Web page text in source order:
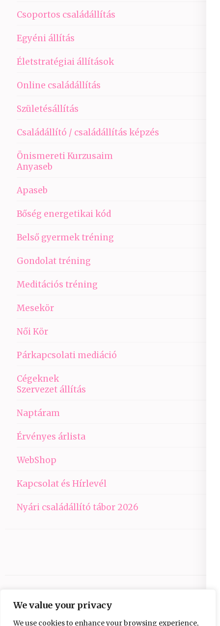
We value your privacy
We use cookies to enhance your browsing experience,
Csoportos családállítás
Egyéni állítás
Életstratégiai állítások
Online családállítás
Születésállítás
Családállító / családállítás képzés
Önismereti Kurzusaim
Anyaseb
Apaseb
Bőség energetikai kód
Belső gyermek tréning
Gondolat tréning
Meditációs tréning
Mesekör
Női Kör
Párkapcsolati mediáció
Cégeknek
Szervezet állítás
Naptáram
Érvényes árlista
WebShop
Kapcsolat és Hírlevél
Nyári családállító tábor 2026